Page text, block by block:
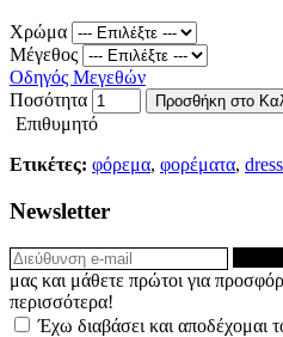
Χρώμα
Μέγεθος
Οδηγός Μεγεθών
Ποσότητα
Προσθήκη στο
Επιθυμητό
Ετικέτες: φόρεμα, φορέματα, dress
Newsletter
μας και μάθετε πρώτοι για
περισσότερα!
Έχω διαβάσει και αποδέχομαι